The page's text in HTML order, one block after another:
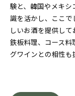
験と、韓国やメキ
識を活かし、ここ
しいお酒を提供し
鉄板料理、コース
グワインとの相性も